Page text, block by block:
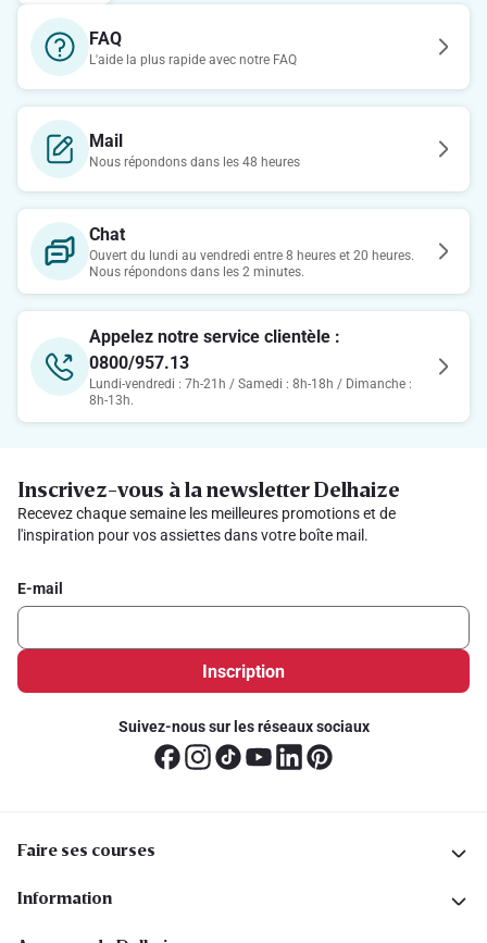
FAQ
L'aide la plus rapide avec notre FAQ
Mail
Nous répondons dans les 48 heures
Chat
Ouvert du lundi au vendredi entre 8 heures et 20 heures.
Nous répondons dans les 2 minutes.
Appelez notre service clientèle :
0800/957.13
Lundi-vendredi : 7h-21h / Samedi : 8h-18h / Dimanche :
8h-13h.
Inscrivez-vous à la newsletter Delhaize
Recevez chaque semaine les meilleures promotions et de
l'inspiration pour vos assiettes dans votre boîte mail.
E-mail
Inscription
Suivez-nous sur les réseaux sociaux
Faire ses courses
Information